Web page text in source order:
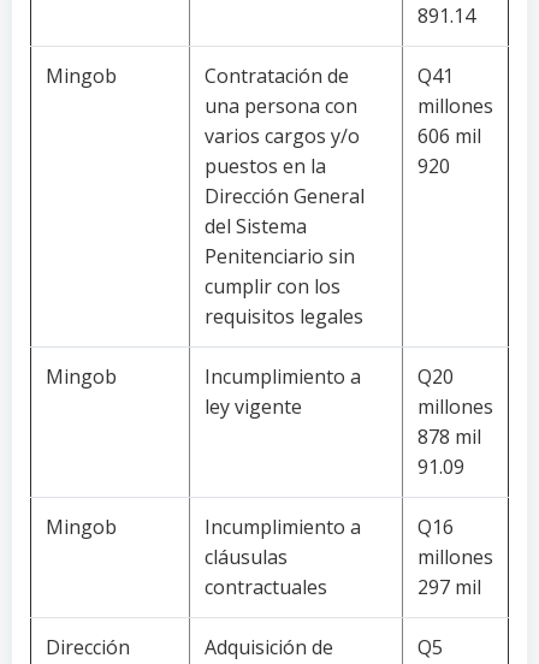
891.14
Mingob
Contratación de
una persona con
varios cargos y/o
puestos en la
Dirección General
del Sistema
Penitenciario sin
cumplir con los
requisitos legales
Q41
millones
606 mil
920
Mingob
Incumplimiento a
ley vigente
Q20
millones
878 mil
91.09
Mingob
Incumplimiento a
cláusulas
contractuales
Q16
millones
297 mil
Dirección
Adquisición de
Q5